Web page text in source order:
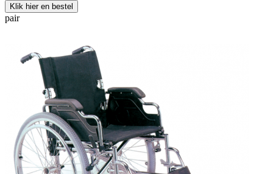
Klik hier en bestel
pair